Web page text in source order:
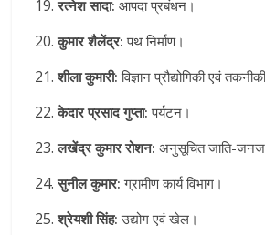
रत्नेश सादा: आपदा प्रबंधन।
कुमार शैलेंद्र: पथ निर्माण।
शीला कुमारी: विज्ञान प्रौद्योगिकी एवं
केदार प्रसाद गुप्ता: पर्यटन।
लखेंद्र कुमार रोशन: अनुसूचित जाति-
सुनील कुमार: ग्रामीण कार्य विभाग।
श्रेयशी सिंह: उद्योग एवं खेल।